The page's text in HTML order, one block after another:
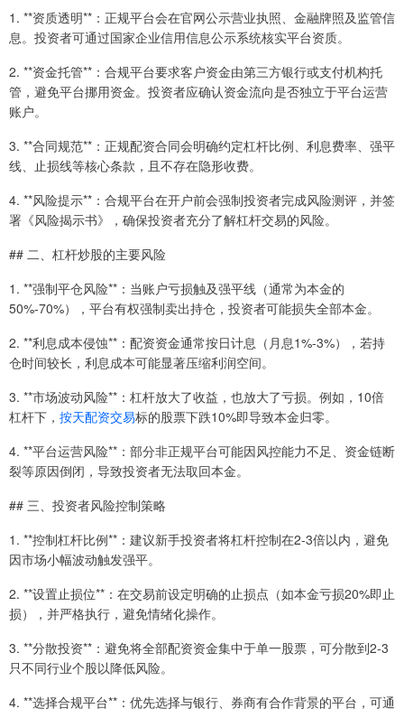
1. **资质透明**：正规平台会在官网公示营业执照、金融牌照及监管信
息。投资者可通过国家企业信用信息公示系统核实平台资质。
2. **资金托管**：合规平台要求客户资金由第三方银行或支付机构托
管，避免平台挪用资金。投资者应确认资金流向是否独立于平台运营
账户。
3. **合同规范**：正规配资合同会明确约定杠杆比例、利息费率、强平
线、止损线等核心条款，且不存在隐形收费。
4. **风险提示**：合规平台在开户前会强制投资者完成风险测评，并签
署《风险揭示书》，确保投资者充分了解杠杆交易的风险。
## 二、杠杆炒股的主要风险
1. **强制平仓风险**：当账户亏损触及强平线（通常为本金的
50%-70%），平台有权强制卖出持仓，投资者可能损失全部本金。
2. **利息成本侵蚀**：配资资金通常按日计息（月息1%-3%），若持
仓时间较长，利息成本可能显著压缩利润空间。
3. **市场波动风险**：杠杆放大了收益，也放大了亏损。例如，10倍
杠杆下， 按天配资交易标的股票下跌10%即导致本金归零。
4. **平台运营风险**：部分非正规平台可能因风控能力不足、资金链断
裂等原因倒闭，导致投资者无法取回本金。
## 三、投资者风险控制策略
1. **控制杠杆比例**：建议新手投资者将杠杆控制在2-3倍以内，避免
因市场小幅波动触发强平。
2. **设置止损位**：在交易前设定明确的止损点（如本金亏损20%即止
损），并严格执行，避免情绪化操作。
3. **分散投资**：避免将全部配资资金集中于单一股票，可分散到2-3
只不同行业个股以降低风险。
4. **选择合规平台**：优先选择与银行、券商有合作背景的平台，可通